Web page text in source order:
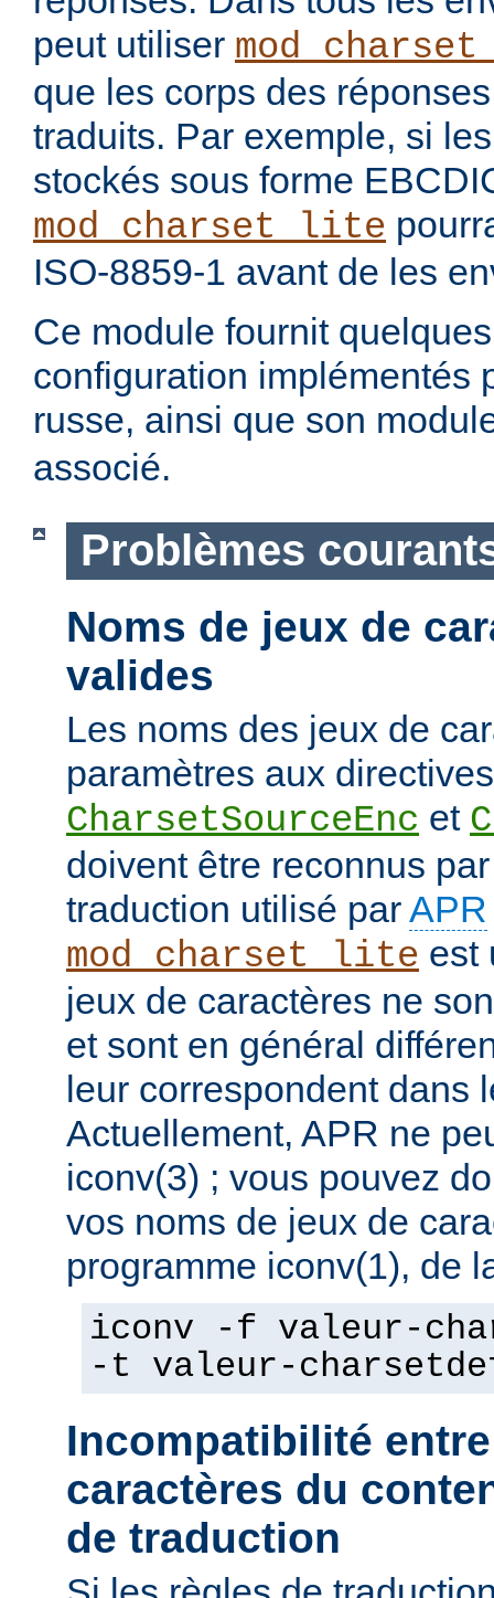
peut utiliser
que les corps des
traduits. Par exemple, si
stockés sous forme
mod_charset_lite
ISO-8859-1 avant de les
Ce module fournit
configuration implémentés
russe, ainsi que son
associé.
Problèmes
Noms de jeux de
valides
Les noms des jeux de
paramètres aux directives
CharsetSourceEnc et
doivent être reconnus
traduction utilisé parAPR
mod_charset_lite est
jeux de caractères ne
et sont en général
leur correspondent dans
Actuellement, APR ne
iconv(3) ; vous pouvez
vos noms de jeux de
programme iconv(1), de
iconv -f valeur-
-t valeur-
Incompatibilité
caractères du
de traduction